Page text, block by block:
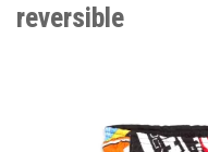
reversible